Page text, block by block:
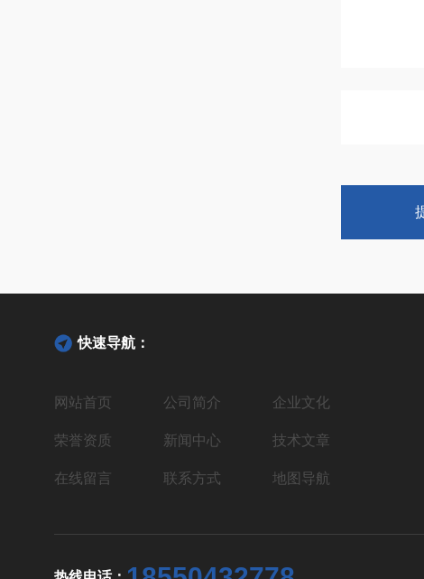
快速导航：
网站首页 公司简介 企业文化
荣誉资质 新闻中心 技术文章
在线留言 联系方式 地图导航